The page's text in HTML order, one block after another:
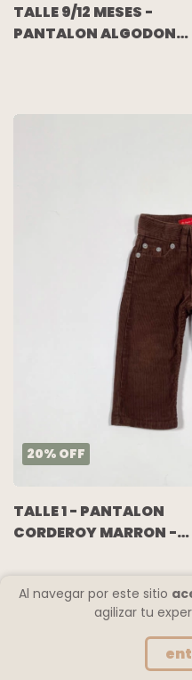
Al navegar por este sitio
agilizar tu
TALLE 9/12 MESES -
PANTALON ALGODON
20% OFF
TALLE 1 - PANTALON
CORDEROY MARRON -